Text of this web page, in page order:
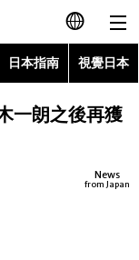
日本語
English
日本指南 視覺日本
一朗之後再獲
News
from Japan